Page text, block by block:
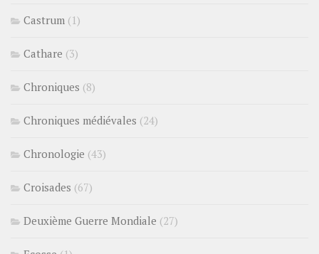
Castrum (1)
Cathare (3)
Chroniques (8)
Chroniques médiévales (24)
Chronologie (43)
Croisades (67)
Deuxième Guerre Mondiale (27)